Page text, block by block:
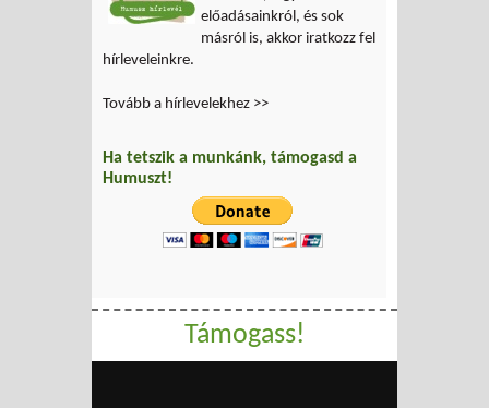
előadásainkról, és sok
másról is, akkor iratkozz fel
hírleveleinkre.
Tovább a hírlevelekhez >>
Ha tetszik a munkánk, támogasd a
Humuszt!
Támogass!